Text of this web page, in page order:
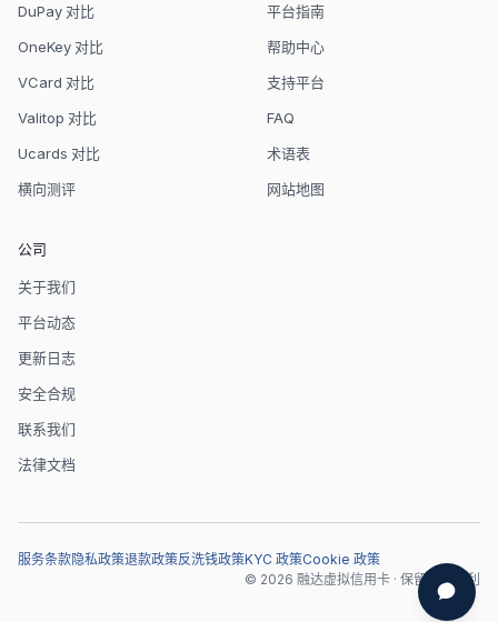
DuPay 对比
OneKey 对比
VCard 对比
Valitop 对比
Ucards 对比
横向测评
平台指南
帮助中心
支持平台
FAQ
术语表
网站地图
公司
关于我们
平台动态
更新日志
安全合规
联系我们
法律文档
服务条款隐私政策退款政策反洗钱政策KYC 政策Cookie 政策
© 2026 融达虚拟信用卡 · 保留所有权利